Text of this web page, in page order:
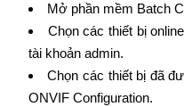
Mở phần mềm Batch
Chọn các thiết bị
tài khoản admin.
Chọn các thiết bị đã
ONVIF Configuration.